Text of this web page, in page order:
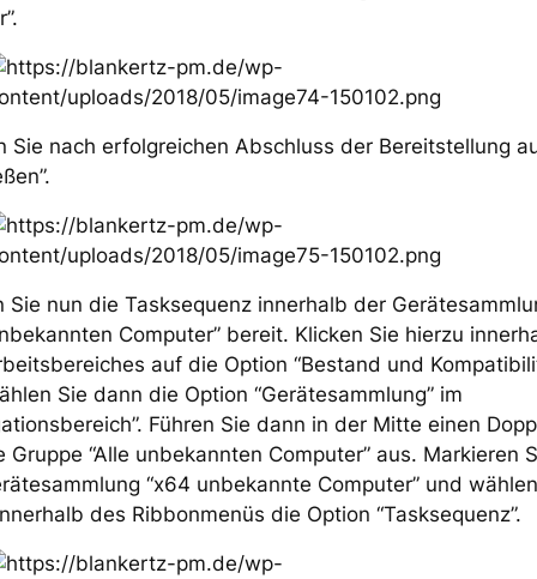
Sie nach erfolgreichen Abschluss der Bereitstellung
Sie nun die Tasksequenz innerhalb der
Computer” bereit. Klicken Sie hierzu
auf die Option “Bestand und
Sie dann die Option “Gerätesammlung” im
Führen Sie dann in der Mitte einen
Gruppe “Alle unbekannten Computer” aus. Markieren
“x64 unbekannte Computer” und
des Ribbonmenüs die Option “Tasksequenz”.